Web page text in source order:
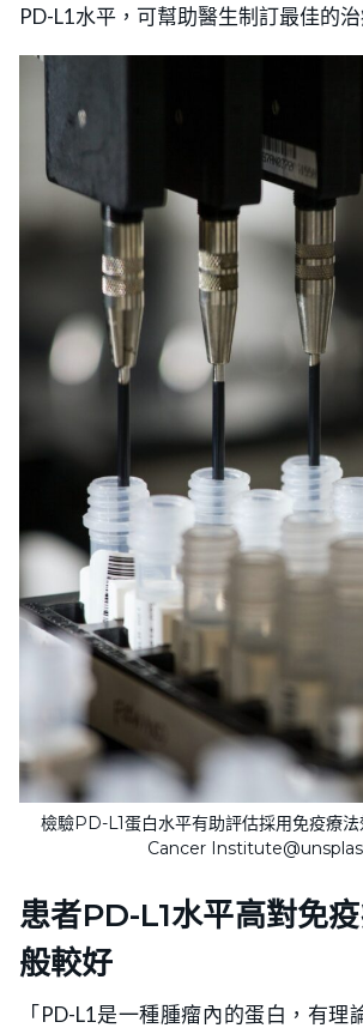
PD-L1水平，可幫助醫生制訂最佳的治
檢驗PD-L1蛋白水平有助評估採用免疫療
Cancer
患者PD-L1水平高對免
般較好
「PD-L1是一種腫瘤內的蛋白，有理